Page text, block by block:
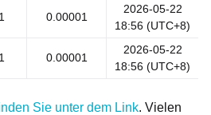
0.00001
2026-05-22
18:56 (UTC+8)
0.00001
2026-05-22
18:56 (UTC+8)
Sie unter dem Link. Vielen